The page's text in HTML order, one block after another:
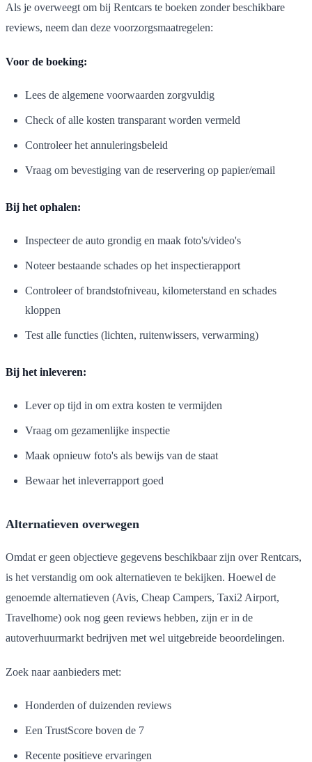
Als je overweegt om bij Rentcars te boeken zonder beschikbare
reviews, neem dan deze voorzorgsmaatregelen:
Voor de boeking:
Lees de algemene voorwaarden zorgvuldig
Check of alle kosten transparant worden vermeld
Controleer het annuleringsbeleid
Vraag om bevestiging van de reservering op papier/email
Bij het ophalen:
Inspecteer de auto grondig en maak foto's/video's
Noteer bestaande schades op het inspectierapport
Controleer of brandstofniveau, kilometerstand en schades
kloppen
Test alle functies (lichten, ruitenwissers, verwarming)
Bij het inleveren:
Lever op tijd in om extra kosten te vermijden
Vraag om gezamenlijke inspectie
Maak opnieuw foto's als bewijs van de staat
Bewaar het inleverrapport goed
Alternatieven overwegen
Omdat er geen objectieve gegevens beschikbaar zijn over Rentcars,
is het verstandig om ook alternatieven te bekijken. Hoewel de
genoemde alternatieven (Avis, Cheap Campers, Taxi2 Airport,
Travelhome) ook nog geen reviews hebben, zijn er in de
autoverhuurmarkt bedrijven met wel uitgebreide beoordelingen.
Zoek naar aanbieders met:
Honderden of duizenden reviews
Een TrustScore boven de 7
Recente positieve ervaringen